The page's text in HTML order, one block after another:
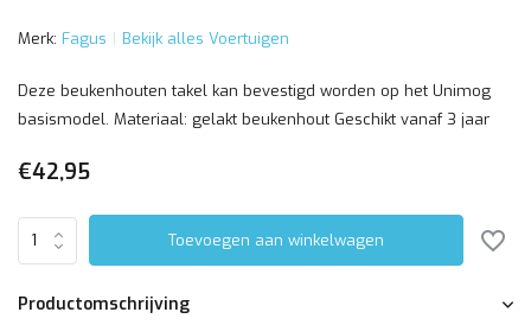
Merk: Fagus Bekijk alles Voertuigen
Deze beukenhouten takel kan bevestigd worden op het Unimog
basismodel. Materiaal: gelakt beukenhout Geschikt vanaf 3 jaar
€42,95
Toevoegen aan winkelwagen
Productomschrijving